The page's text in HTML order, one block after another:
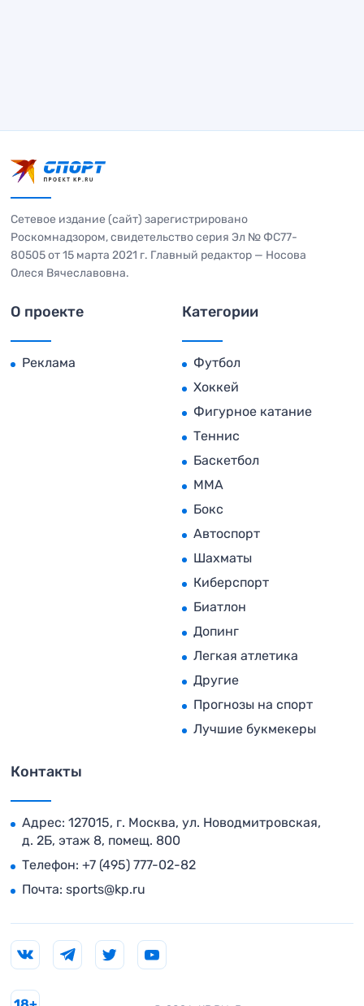
Сетевое издание (сайт) зарегистрировано
Роскомнадзором, свидетельство серия Эл № ФС77-
80505 от 15 марта 2021 г. Главный редактор — Носова
Олеся Вячеславовна.
О проекте
Реклама
Категории
Футбол
Хоккей
Фигурное катание
Теннис
Баскетбол
MMA
Бокс
Автоспорт
Шахматы
Киберспорт
Биатлон
Допинг
Легкая атлетика
Другие
Прогнозы на спорт
Лучшие букмекеры
Контакты
Адрес: 127015, г. Москва, ул. Новодмитровская,
д. 2Б, этаж 8, помещ. 800
Телефон: +7 (495) 777-02-82
Почта: sports@kp.ru